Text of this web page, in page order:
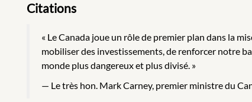
Citations
« Le Canada joue un rôle de premier plan dans la
mobiliser des investissements, de renforcer notre
monde plus dangereux et plus divisé. »
Le très hon. Mark Carney, premier ministre du